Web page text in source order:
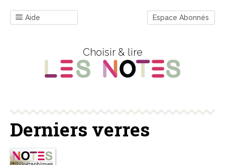
Aide Espace Abonnés
Choisir & lire
Derniers verres